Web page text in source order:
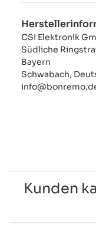
CSI Elektronik
Südliche
Bayern
Schwabach,
Kunden